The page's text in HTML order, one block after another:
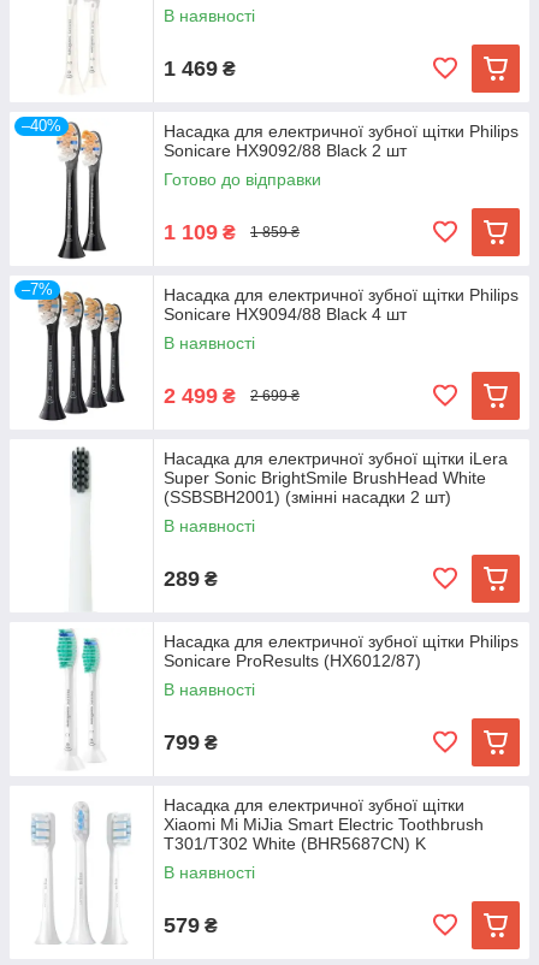
В наявності
1 469 ₴
–40%
Насадка для електричної зубної щітки Philips
Sonicare HX9092/88 Black 2 шт
Готово до відправки
1 109 ₴ 1 859 ₴
–7%
Насадка для електричної зубної щітки Philips
Sonicare HX9094/88 Black 4 шт
В наявності
2 499 ₴ 2 699 ₴
Насадка для електричної зубної щітки iLera
Super Sonic BrightSmile BrushHead White
(SSBSBH2001) (змінні насадки 2 шт)
В наявності
289 ₴
Насадка для електричної зубної щітки Philips
Sonicare ProResults (HX6012/87)
В наявності
799 ₴
Насадка для електричної зубної щітки
Xiaomi Mi MiJia Smart Electric Toothbrush
T301/T302 White (BHR5687CN) K
В наявності
579 ₴